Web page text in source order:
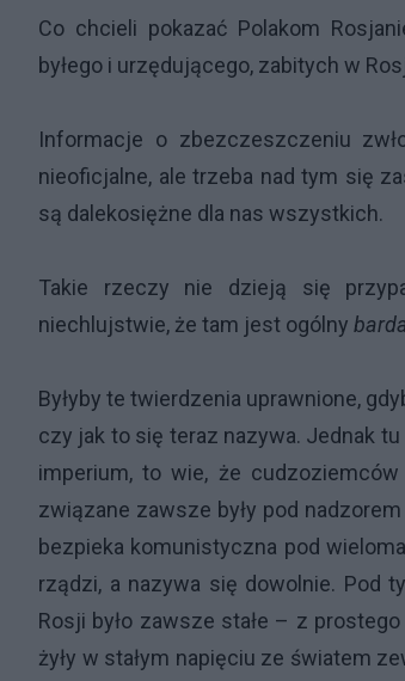
Co chcieli pokazać Polakom
byłego i urzędującego, zabitych w
Informacje o zbezczeszczeniu
nieoficjalne, ale trzeba nad tym się
są dalekosiężne dla nas wszystkich.
Takie rzeczy nie dzieją się
niechlujstwie, że tam jest ogólny
Byłyby te twierdzenia uprawnione,
czy jak to się teraz nazywa. Jednak
imperium, to wie, że
związane zawsze były pod
bezpieka komunistyczna pod
rządzi, a nazywa się dowolnie. Pod
Rosji było zawsze stałe – z
żyły w stałym napięciu ze światem